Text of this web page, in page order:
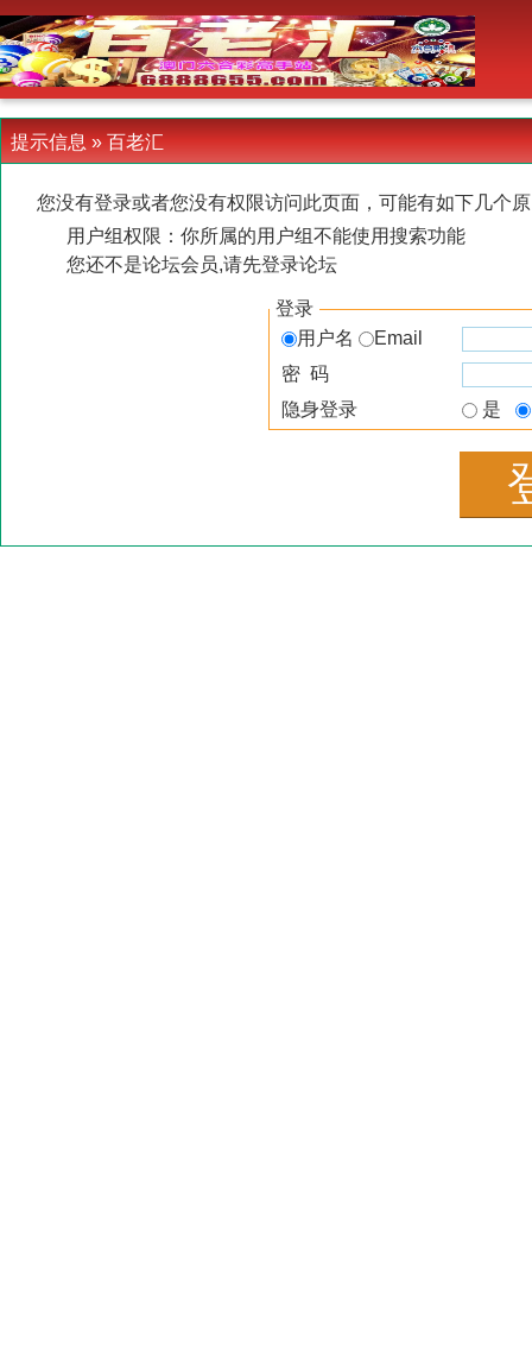
提示信息 » 百老汇
您没有登录或者您没有权限访问此页面，可能有如下几个
用户组权限：你所属的用户组不能使用搜索功能
您还不是论坛会员,请先登录论坛
登录
用户名
Email
密 码
隐身登录
是